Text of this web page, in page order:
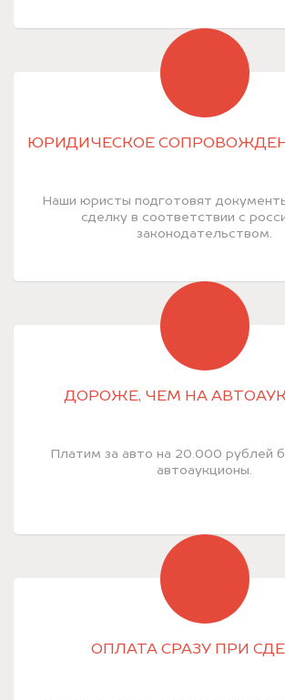
ЮРИДИЧЕСКОЕ
Наши юристы подготовят
сделку в соответствии с
законодательством.
ДОРОЖЕ, ЧЕМ НА
Платим за авто на 20.000 рублей
автоаукционы.
ОПЛАТА СРАЗУ ПРИ